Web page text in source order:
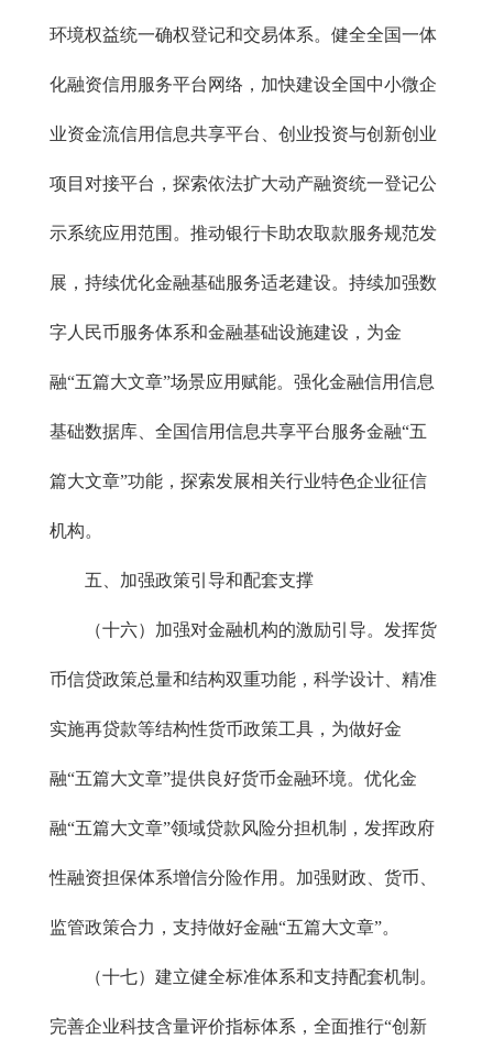
环境权益统一确权登记和交易体系。健全全国一体
化融资信用服务平台网络，加快建设全国中小微企
业资金流信用信息共享平台、创业投资与创新创业
项目对接平台，探索依法扩大动产融资统一登记公
示系统应用范围。推动银行卡助农取款服务规范发
展，持续优化金融基础服务适老建设。持续加强数
字人民币服务体系和金融基础设施建设，为金
融“五篇大文章”场景应用赋能。强化金融信用信息
基础数据库、全国信用信息共享平台服务金融“五
篇大文章”功能，探索发展相关行业特色企业征信
机构。
五、加强政策引导和配套支撑
（十六）加强对金融机构的激励引导。发挥货
币信贷政策总量和结构双重功能，科学设计、精准
实施再贷款等结构性货币政策工具，为做好金
融“五篇大文章”提供良好货币金融环境。优化金
融“五篇大文章”领域贷款风险分担机制，发挥政府
性融资担保体系增信分险作用。加强财政、货币、
监管政策合力，支持做好金融“五篇大文章”。
（十七）建立健全标准体系和支持配套机制。
完善企业科技含量评价指标体系，全面推行“创新